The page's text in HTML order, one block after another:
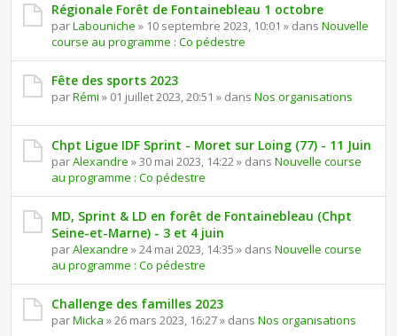
Régionale Forêt de Fontainebleau 1 octobre
parLabouniche » 10 septembre 2023, 10:01 » dans Nouvelle
course au programme : Co pédestre
Fête des sports 2023
parRémi » 01 juillet 2023, 20:51 » dans Nos organisations
Chpt Ligue IDF Sprint - Moret sur Loing (77) - 11 Juin
parAlexandre » 30 mai 2023, 14:22 » dans Nouvelle course
au programme : Co pédestre
MD, Sprint & LD en forêt de Fontainebleau (Chpt
Seine-et-Marne) - 3 et 4 juin
parAlexandre » 24 mai 2023, 14:35 » dans Nouvelle course
au programme : Co pédestre
Challenge des familles 2023
parMicka » 26 mars 2023, 16:27 » dans Nos organisations